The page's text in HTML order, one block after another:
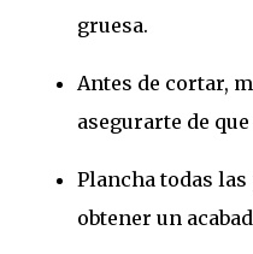
gruesa.
Antes de cortar,
asegurarte de
Plancha todas
obtener un